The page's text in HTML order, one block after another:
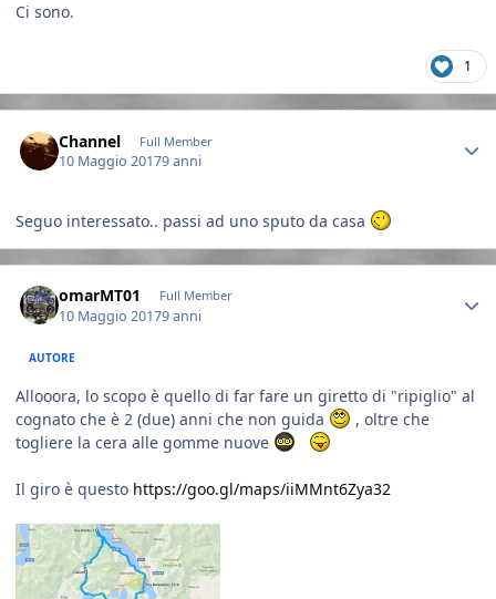
Ci sono.
1
Channel Full Member
10 Maggio 20179 anni
Seguo interessato.. passi ad uno sputo da casa
omarMT01 Full Member
10 Maggio 20179 anni
AUTORE
Allooora, lo scopo è quello di far fare un giretto di "ripiglio" al
cognato che è 2 (due) anni che non guida
, oltre che
togliere la cera alle gomme nuove
Il giro è questo https://goo.gl/maps/iiMMnt6Zya32